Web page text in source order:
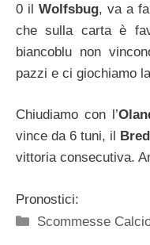
0 il Wolfsbug, va a
che sulla carta è
biancoblu non
pazzi e ci giochiamo
Chiudiamo con l’
vince da 6 tuni, il
vittoria consecutiva.
Pronostici:
Categorie
Scommesse